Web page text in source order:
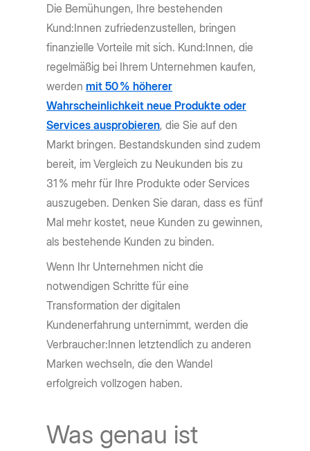
Die Bemühungen, Ihre bestehenden
Kund:Innen zufriedenzustellen, bringen
finanzielle Vorteile mit sich. Kund:Innen, die
regelmäßig bei Ihrem Unternehmen kaufen,
werdenmit 50 % höherer
Wahrscheinlichkeit neue Produkte oder
Services ausprobieren, die Sie auf den
Markt bringen. Bestandskunden sind zudem
bereit, im Vergleich zu Neukunden bis zu
31 % mehr für Ihre Produkte oder Services
auszugeben. Denken Sie daran, dass es fünf
Mal mehr kostet, neue Kunden zu gewinnen,
als bestehende Kunden zu binden.
Wenn Ihr Unternehmen nicht die
notwendigen Schritte für eine
Transformation der digitalen
Kundenerfahrung unternimmt, werden die
Verbraucher:Innen letztendlich zu anderen
Marken wechseln, die den Wandel
erfolgreich vollzogen haben.
Was genau ist